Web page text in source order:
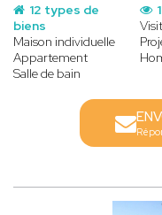
12 types de
biens
Maison individuelle
Appartement
Salle de bain